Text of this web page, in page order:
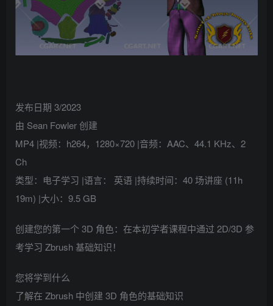
发布日期 3/2023
由 Sean Fowler 创建
MP4 |视频：h264，1280×720 |音频：AAC、44.1 KHz、2
Ch
类型：电子学习 |语言： 英语 |持续时间：40 场讲座 (11h
19m) |大小：9.5 GB
创建您的第一个 3D 角色：在本初学者课程中通过 2D/3D 参
考学习 Zbrush 基础知识！
您将学到什么
了解在 Zbrush 中创建 3D 角色的基础知识